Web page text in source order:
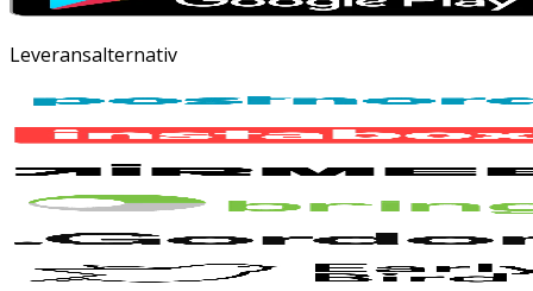
Leveransalternativ